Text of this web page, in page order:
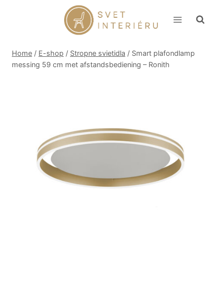
Home / E-shop / Stropne svietidla / Smart plafondlamp
messing 59 cm met afstandsbediening – Ronith